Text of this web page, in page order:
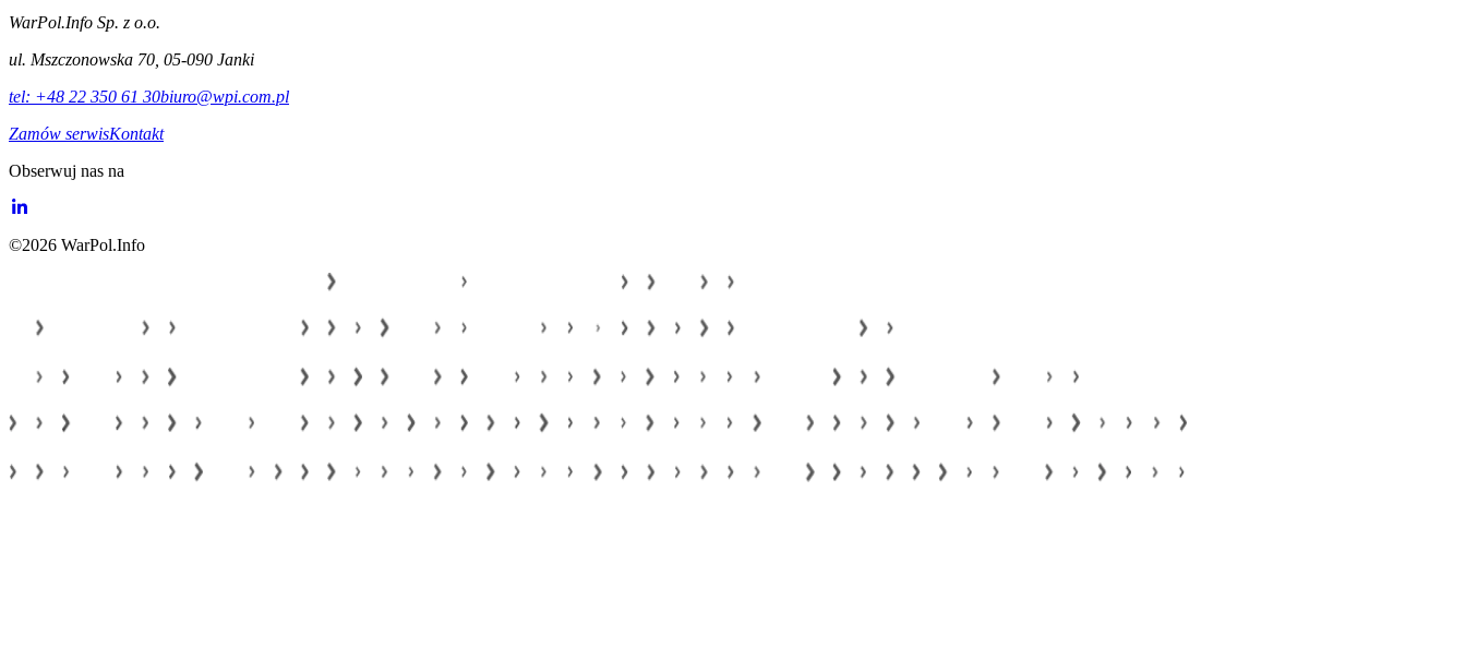
WarPol.Info Sp. z o.o.
ul. Mszczonowska 70, 05-090 Janki
tel: +48 22 350 61 30biuro@wpi.com.pl
Zamów serwisKontakt
Obserwuj nas na
©2026 WarPol.Info